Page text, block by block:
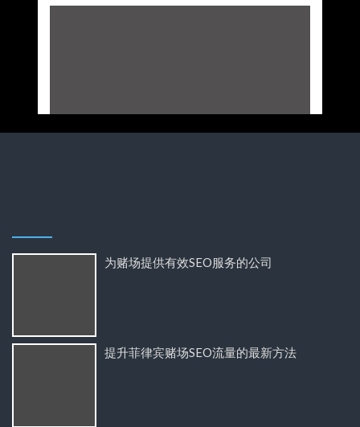
为赌场提供有效SEO服务的公司
提升菲律宾赌场SEO流量的最新方法